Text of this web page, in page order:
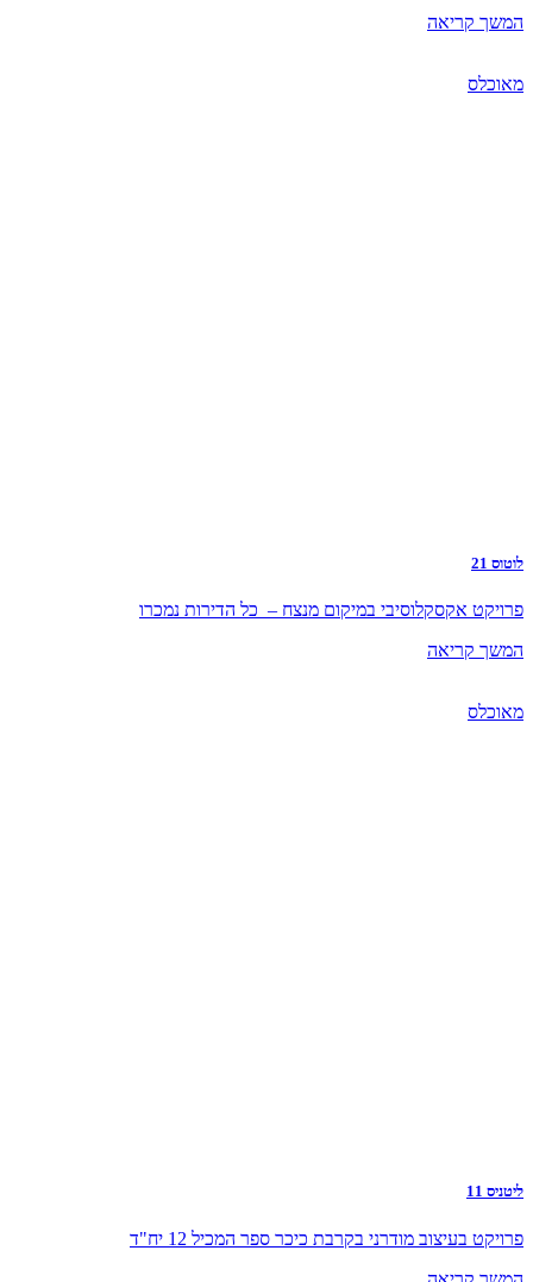
המשך קריאה
מאוכלס
לוטוס 21
פרויקט אקסקלוסיבי במיקום מנצח – כל הדירות נמכרו
המשך קריאה
מאוכלס
ליטניס 11
פרויקט בעיצוב מודרני בקרבת כיכר ספר המכיל 12 יח"ד